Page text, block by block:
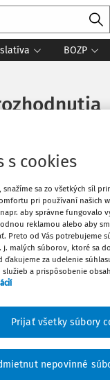
BOZP
Prihláste sa
s cookies
snažíme sa zo všetkých síl
pri používaní našich
aby správne fungovalo
reklamou alebo aby
Preto od Vás potrebujeme
j. malých súborov, ktoré sa
ďakujeme za udelenie
služieb a prispôsobenie
nepovinné
Prijať všetky súbory